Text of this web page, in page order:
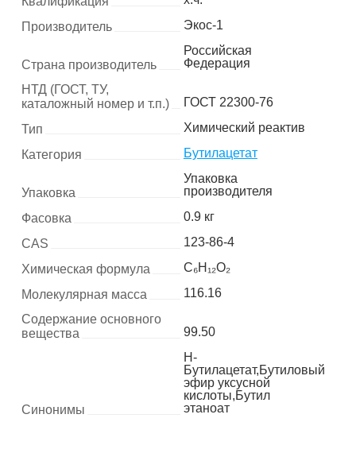
Производитель
Экос-1
Страна производитель
Российская
Федерация
НТД (ГОСТ, ТУ,
каталожный номер и т.п.)
ГОСТ 22300-76
Тип
Химический реактив
Категория
Бутилацетат
Упаковка
Упаковка
производителя
Фасовка
0.9 кг
CAS
123-86-4
Химическая формула
C₆H₁₂O₂
Молекулярная масса
116.16
Содержание основного
вещества
99.50
Синонимы
Н-
Бутилацетат,Бутиловый
эфир уксусной
кислоты,Бутил
этаноат